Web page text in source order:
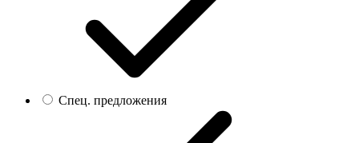
Спец. предложения